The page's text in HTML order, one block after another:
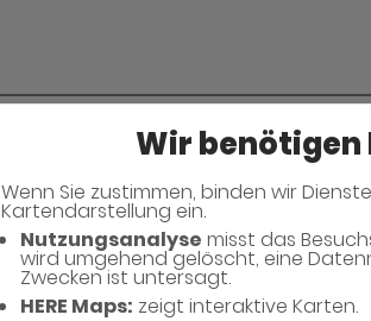
Wir
Wenn Sie zustimmen, binden wir
Kartendarstellung ein.
Nutzungsanalyse misst das
wird umgehend gelöscht, eine
Zwecken ist untersagt.
HERE Maps: zeigt interaktive Karten.
Bitte geben Sie
Captcha*